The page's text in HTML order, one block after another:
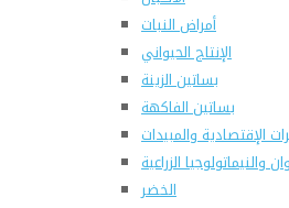
أمراض النبات
الإنتاج الحيواني
بساتين الزينة
بساتين الفاكهة
الإقتصادية والمبيدات
والنيماتولوجيا الزراعية
الخضر